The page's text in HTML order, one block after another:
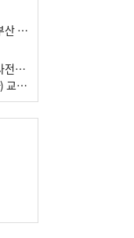
‘장수기업 세무조사 유예’ 파격 인센티브, 부산 유출 막을까
부산선관위 지선 Q&A ③ 사전투표 일정·사전투표함 보관
부산선관위 지선 Q&A ② 선거운동(유권자) 교육감투표용지